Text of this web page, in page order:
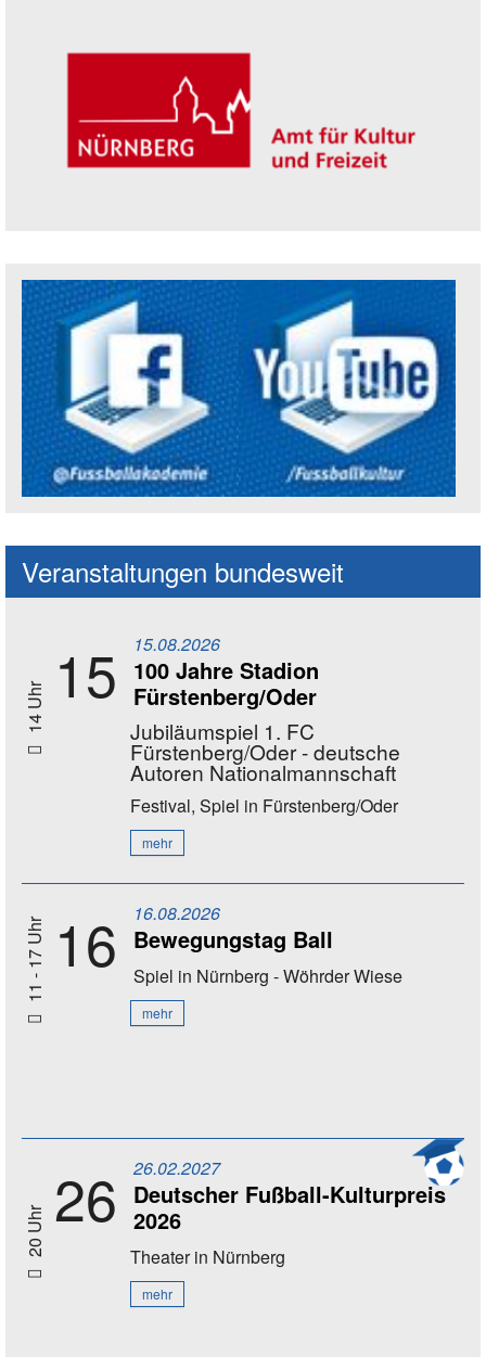
Veranstaltungen bundesweit
14 Uhr 15 15.08.2026
100 Jahre Stadion
Fürstenberg/Oder
Jubiläumspiel 1. FC
Fürstenberg/Oder - deutsche
Autoren Nationalmannschaft
Festival, Spiel in Fürstenberg/Oder
mehr
11 - 17 Uhr 16 16.08.2026
Bewegungstag Ball
Spiel in Nürnberg - Wöhrder Wiese
mehr
20 Uhr 26 26.02.2027
Deutscher Fußball-Kulturpreis
2026
Theaterin Nürnberg
mehr